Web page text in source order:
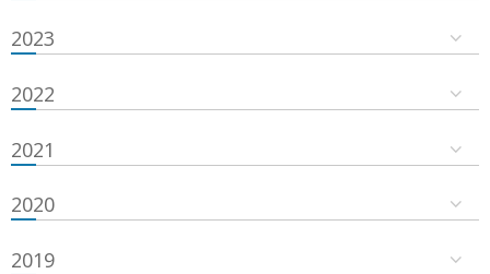
2023
2022
2021
2020
2019